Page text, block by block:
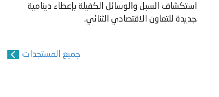
استكشاف السبل والوسائل الكفيلة بإعطاء دينامية
جديدة للتعاون الاقتصادي الثنائي.
جميع المستجدات